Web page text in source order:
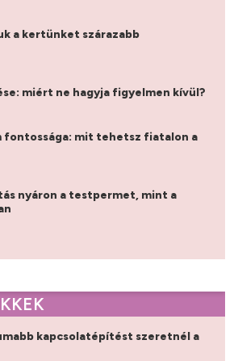
a kertünket szárazabb
miért ne hagyja figyelmen kívül?
fontossága: mit tehetsz fiatalon a
nyáron a testpermet, mint a
kapcsolatépítést szeretnél a